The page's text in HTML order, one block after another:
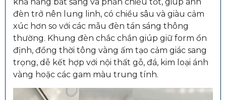
đèn trở nên lung linh, có chiều sâu và giàu cảm
xúc hơn so với các mẫu đèn tán sáng thông
thường. Khung đèn chắc chắn giúp giữ form ổn
định, đồng thời tông vàng ấm tạo cảm giác sang
trọng, dễ kết hợp với nội thất gỗ, đá, kim loại ánh
vàng hoặc các gam màu trung tính.